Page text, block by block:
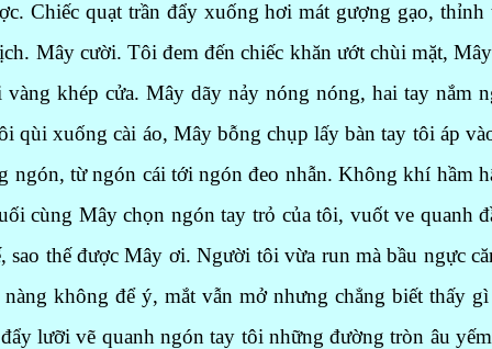
Chiếc quạt trần đẩy xuống hơi mát gượng gạo,
Mây cười. Tôi đem đến chiếc khăn ướt chùi mặt,
khép cửa. Mây dãy nảy nóng nóng, hai tay nắm
qùi xuống cài áo, Mây bỗng chụp lấy bàn tay tôi áp
ngón, từ ngón cái tới ngón đeo nhẫn. Không khí hầm
cùng Mây chọn ngón tay trỏ của tôi, vuốt ve quanh
sao thế được Mây ơi. Người tôi vừa run mà bầu ngực
không để ý, mắt vẫn mở nhưng chẳng biết thấy
lưỡi vẽ quanh ngón tay tôi những đường tròn âu